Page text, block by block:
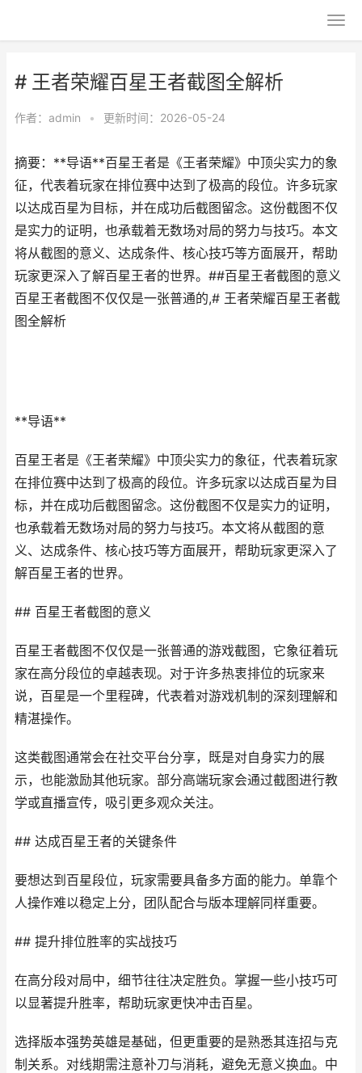
# 王者荣耀百星王者截图全解析
作者： admin • 更新时间：2026-05-24
摘要：**导语**百星王者是《王者荣耀》中顶尖实力的象
征，代表着玩家在排位赛中达到了极高的段位。许多玩家
以达成百星为目标，并在成功后截图留念。这份截图不仅
是实力的证明，也承载着无数场对局的努力与技巧。本文
将从截图的意义、达成条件、核心技巧等方面展开，帮助
玩家更深入了解百星王者的世界。##百星王者截图的意义
百星王者截图不仅仅是一张普通的,# 王者荣耀百星王者截
图全解析
**导语**
百星王者是《王者荣耀》中顶尖实力的象征，代表着玩家
在排位赛中达到了极高的段位。许多玩家以达成百星为目
标，并在成功后截图留念。这份截图不仅是实力的证明，
也承载着无数场对局的努力与技巧。本文将从截图的意
义、达成条件、核心技巧等方面展开，帮助玩家更深入了
解百星王者的世界。
## 百星王者截图的意义
百星王者截图不仅仅是一张普通的游戏截图，它象征着玩
家在高分段位的卓越表现。对于许多热衷排位的玩家来
说，百星是一个里程碑，代表着对游戏机制的深刻理解和
精湛操作。
这类截图通常会在社交平台分享，既是对自身实力的展
示，也能激励其他玩家。部分高端玩家会通过截图进行教
学或直播宣传，吸引更多观众关注。
## 达成百星王者的关键条件
要想达到百星段位，玩家需要具备多方面的能力。单靠个
人操作难以稳定上分，团队配合与版本理解同样重要。
## 提升排位胜率的实战技巧
在高分段对局中，细节往往决定胜负。掌握一些小技巧可
以显著提升胜率，帮助玩家更快冲击百星。
选择版本强势英雄是基础，但更重要的是熟悉其连招与克
制关系。对线期需注意补刀与消耗，避免无意义换血。中